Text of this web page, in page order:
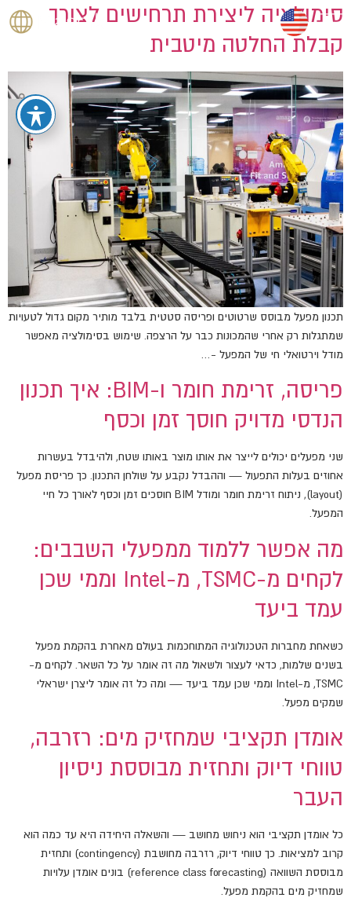
סימולציה ליצירת תרחישים לצורך
קבלת החלטה מיטבית
תכנון מפעל מבוסס שרטוטים ופריסה סטטית בלבד מותיר מקום גדול לטעויות
שמתגלות רק אחרי שהמכונות כבר על הרצפה. שימוש בסימולציה מאפשר
מודל וירטואלי חי של המפעל -…
פריסה, זרימת חומר ו-BIM: איך תכנון
הנדסי מדויק חוסך זמן וכסף
שני מפעלים יכולים לייצר את אותו מוצר באותו שטח, ולהיבדל בעשרות
אחוזים בעלות התפעול — וההבדל נקבע על שולחן התכנון. כך פריסת מפעל
(layout), ניתוח זרימת חומר ומודל BIM חוסכים זמן וכסף לאורך כל חיי
המפעל.
מה אפשר ללמוד ממפעלי השבבים:
לקחים מ-TSMC, מ-Intel וממי שכן
עמד ביעד
כשאחת מחברות הטכנולוגיה המתוחכמות בעולם מאחרת בהקמת מפעל
בשנים שלמות, כדאי לעצור ולשאול מה זה אומר על כל השאר. לקחים מ-
TSMC, מ-Intel וממי שכן עמד ביעד — ומה כל זה אומר ליצרן ישראלי
שמקים מפעל.
אומדן תקציבי שמחזיק מים: רזרבה,
טווחי דיוק ותחזית מבוססת ניסיון
העבר
כל אומדן תקציבי הוא ניחוש מחושב — והשאלה היחידה היא עד כמה הוא
קרוב למציאות. כך טווחי דיוק, רזרבה מחושבת (contingency) ותחזית
מבוססת השוואה (reference class forecasting) בונים אומדן עלויות
שמחזיק מים בהקמת מפעל.